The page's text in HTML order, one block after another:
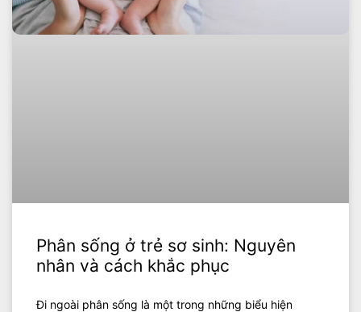
Phân sống ở trẻ sơ sinh: Nguyên
nhân và cách khắc phục
Đi ngoài phân sống là một trong những biểu hiện